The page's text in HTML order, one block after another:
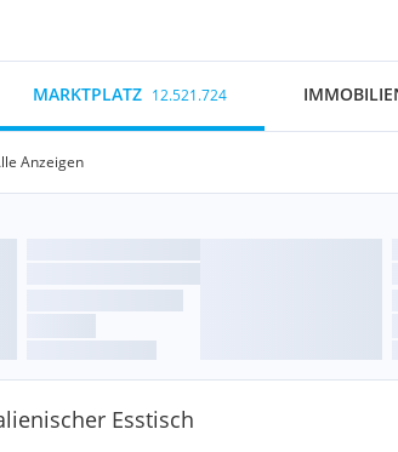
MARKTPLATZ 12.521.724
Anzeigen
Esstisch